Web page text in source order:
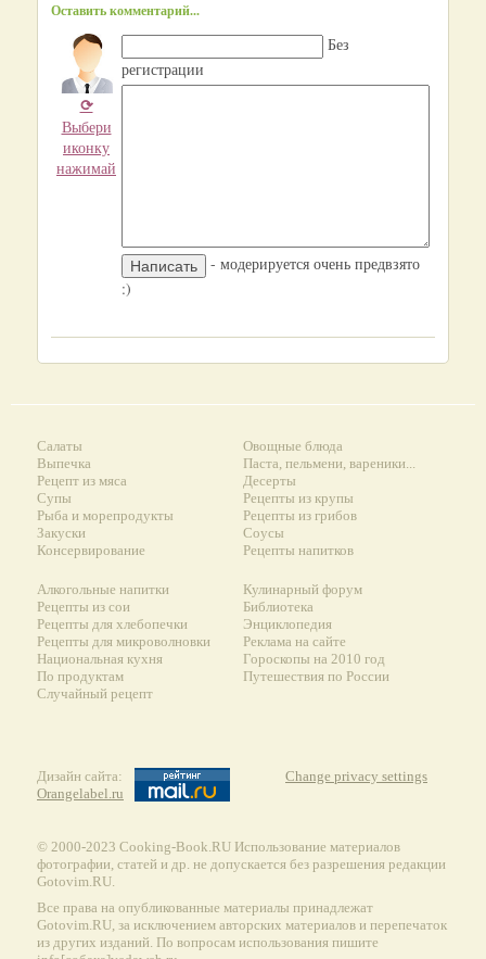
Оставить комментарий...
⟳
Выбери
иконку
нажимай
Без
регистрации
- модерируется очень предвзято
:)
Салаты
Выпечка
Рецепт из мяса
Супы
Рыба и морепродукты
Закуски
Консервирование
Овощные блюда
Паста, пельмени, вареники...
Десерты
Рецепты из крупы
Рецепты из грибов
Соусы
Рецепты напитков
Алкогольные напитки
Рецепты из сои
Рецепты для хлебопечки
Рецепты для микроволновки
Национальная кухня
По продуктам
Случайный рецепт
Кулинарный форум
Библиотека
Энциклопедия
Реклама на сайте
Гороскопы на 2010 год
Путешествия по России
Дизайн сайта:
Orangelabel.ru
Change privacy settings
© 2000-2023 Сooking-Book.RU Использование материалов
фотографии, статей и др. не допускается без разрешения редакции
Gotovim.RU.
Все права на опубликованные материалы принадлежат
Gotovim.RU, за исключением авторских материалов и перепечаток
из других изданий. По вопросам использования пишите